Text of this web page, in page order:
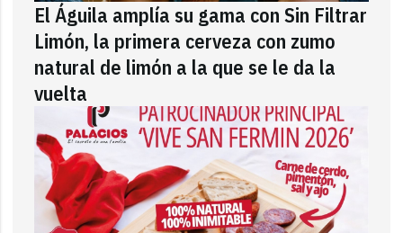
El Águila amplía su gama con Sin Filtrar
Limón, la primera cerveza con zumo
natural de limón a la que se le da la
vuelta